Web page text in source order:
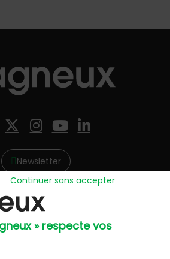
» respecte vos
Continuer sans accepter
X (Twitter)
Instagram
YouTube
LinkedIn
Newsletter
Hôtel de Ville
Ravera - 92220 Bagneux
01 42 31 60 00